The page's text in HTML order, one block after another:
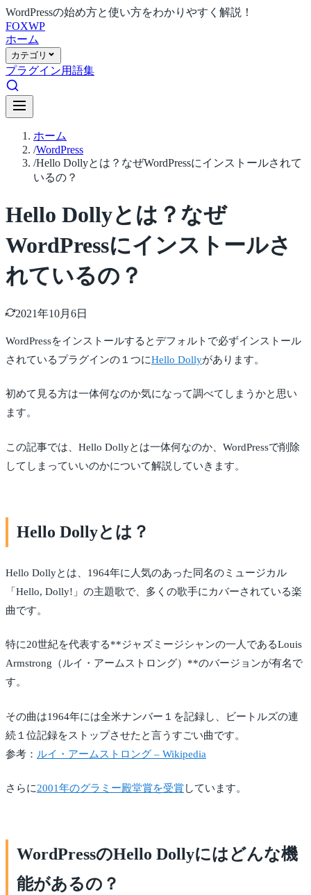
WordPressの始め方と使い方をわかりやすく解説！
FOXWP
ホーム
カテゴリ
プラグイン用語集
ホーム
/WordPress
/Hello Dollyとは？なぜWordPressにインストールされて
いるの？
Hello Dollyとは？なぜ
WordPressにインストールさ
れているの？
2021年10月6日
WordPressをインストールするとデフォルトで必ずインストール
されているプラグインの１つにHello Dollyがあります。
初めて見る方は一体何なのか気になって調べてしまうかと思い
ます。
この記事では、Hello Dollyとは一体何なのか、WordPressで削除
してしまっていいのかについて解説していきます。
Hello Dollyとは？
Hello Dollyとは、1964年に人気のあった同名のミュージカル
「Hello, Dolly!」の主題歌で、多くの歌手にカバーされている楽
曲です。
特に20世紀を代表する**ジャズミージシャンの一人であるLouis
Armstrong（ルイ・アームストロング）**のバージョンが有名で
す。
その曲は1964年には全米ナンバー１を記録し、ビートルズの連
続１位記録をストップさせたと言うすごい曲です。
参考： ルイ・アームストロング – Wikipedia
さらに2001年のグラミー殿堂賞を受賞しています。
WordPressのHello Dollyにはどんな機
能があるの？